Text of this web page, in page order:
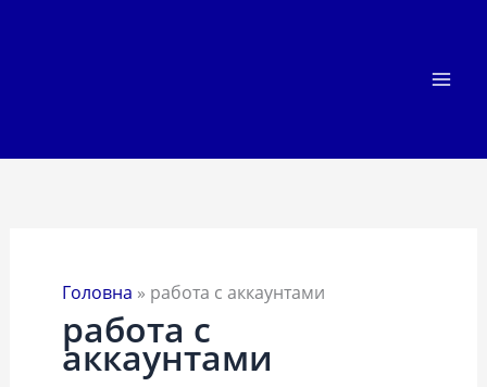
Головна » работа с аккаунтами
работа с
аккаунтами